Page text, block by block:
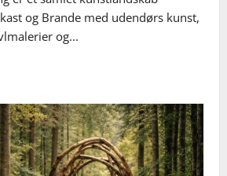
og Brande med udendørs kunst,
og...